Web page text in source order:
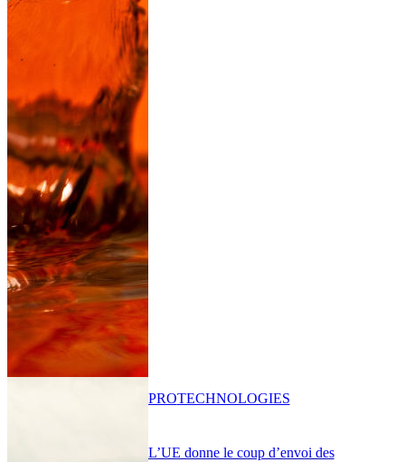
L’UE donne le coup d’envoi des
PROTECHNOLOGIES